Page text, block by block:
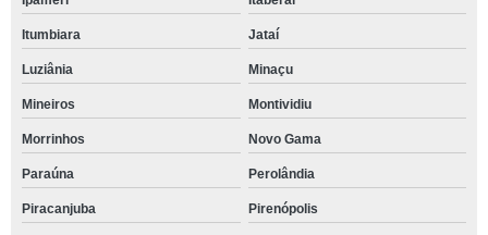
Itumbiara Jataí
Luziânia Minaçu
Mineiros Montividiu
Morrinhos Novo Gama
Paraúna Perolândia
Piracanjuba Pirenópolis